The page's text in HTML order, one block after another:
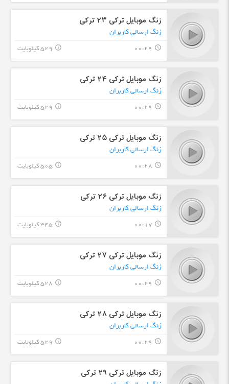
زنگ موبایل ترکی ٢٣ ترکی
زنگ ارسالی کاربران
query_builder
00:29 529 کیلوبایت info_outline
زنگ موبایل ترکی ٢۴ ترکی
زنگ ارسالی کاربران
query_builder
00:29 529 کیلوبایت info_outline
زنگ موبایل ترکی ٢۵ ترکی
زنگ ارسالی کاربران
query_builder
00:28 505 کیلوبایت info_outline
زنگ موبایل ترکی ٢۶ ترکی
زنگ ارسالی کاربران
query_builder
00:17 345 کیلوبایت info_outline
زنگ موبایل ترکی ٢٧ ترکی
زنگ ارسالی کاربران
query_builder
00:29 528 کیلوبایت info_outline
زنگ موبایل ترکی ٢٨ ترکی
زنگ ارسالی کاربران
query_builder
00:29 529 کیلوبایت info_outline
زنگ موبایل ترکی ٢٩ ترکی